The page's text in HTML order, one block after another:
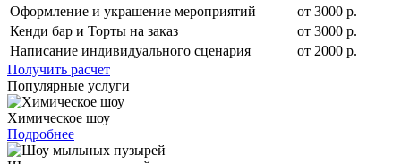
Оформление и украшение мероприятий
от 3000 р.
Кенди бар и Торты на заказ
от 3000 р.
Написание индивидуального сценария
от 2000 р.
Получить расчет
Популярные услуги
Химическое шоу
Подробнее